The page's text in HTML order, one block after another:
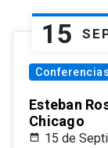
15
Conferencias
Esteban
Chicago
15 de